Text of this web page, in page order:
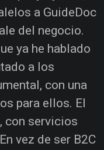
a GuideDoc
del negocio.
ya he hablado
a los
con una
para ellos. El
, con servicios
vez de ser B2C